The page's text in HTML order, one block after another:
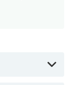
Graz – 1 km
zu Fuß 5